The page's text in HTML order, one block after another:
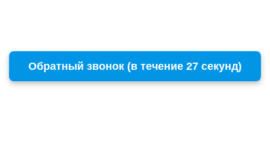
Обратный звонок (в течение 27 секунд)